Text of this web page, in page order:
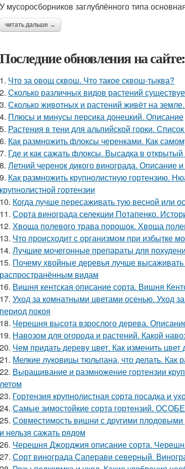
У мусоросборников заглублённого типа
читать дальше →
Последние обновления на сайте:
1. Что за овощ сквош. Что такое сквош-тыква?
2. Сколько различных видов растений
3. Сколько животных и растений живёт на
4. Плюсы и минусы персика донецкий. Описание
5. Растения в тени для альпийской горки.
6. Как размножить флоксы черенками. Как
7. Где и как сажать флоксы. Высадка в открытый
8. Летний черенок дикого винограда. Описание и
9. Как размножить крупнолистную гортензию.
крупнолистной гортензии
10. Когда лучше пересаживать тую весной или
11. Сорта винограда селекции Потапенко.
12. Хвоща полевого трава порошок. Хвоща
13. Что происходит с организмом при избытке
14. Лучшие мочегонные препараты для
15. Почему хвойные деревья лучше
распространённым видам
16. Вишня кентская описание сорта. Вишня
17. Уход за комнатными цветами осенью. Уход
период покоя
18. Черешня высота взрослого дерева.
19. Навозом для огорода и растений. Какой
20. Чем придать дереву цвет. Как изменить
21. Мелкие луковицы тюльпана, что делать. Как
22. Выращивание и размножение гортензии
летом
23. Гортензия крупнолистная сорта посадка и
24. Самые зимостойкие сорта гортензий.
25. Совместимость вишни с другими
и нельзя сажать рядом
26. Черешня Джорджия описание сорта.
27. Сорт винограда Саперави северный.